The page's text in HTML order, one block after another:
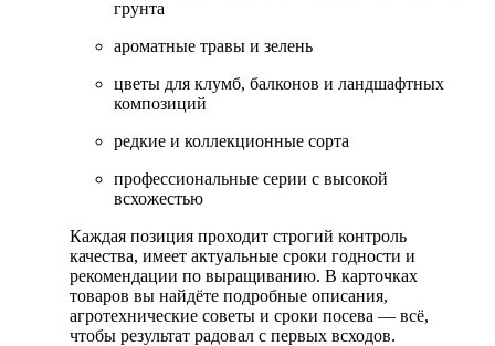
грунта
ароматные травы и зелень
цветы для клумб, балконов и ландшафтных
композиций
редкие и коллекционные сорта
профессиональные серии с высокой
всхожестью
Каждая позиция проходит строгий контроль
качества, имеет актуальные сроки годности и
рекомендации по выращиванию. В карточках
товаров вы найдёте подробные описания,
агротехнические советы и сроки посева — всё,
чтобы результат радовал с первых всходов.